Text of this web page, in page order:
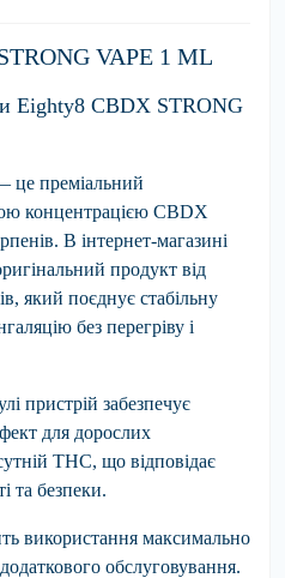
VAPE 1 ML
Eighty8 CBDX STRONG
це преміальний
концентрацією CBDX
В інтернет-магазині
продукт від
який поєднує стабільну
без перегріву і
пристрій забезпечує
для дорослих
THC, що відповідає
та безпеки.
використання максимально
обслуговування.